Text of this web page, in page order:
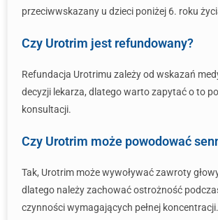
przeciwwskazany u dzieci poniżej 6. roku
Czy Urotrim jest refundowany?
Refundacja Urotrimu zależy od wskazań
decyzji lekarza, dlatego warto zapytać o to
konsultacji.
Czy Urotrim może powodować
Tak, Urotrim może wywoływać zawroty
dlatego należy zachować ostrożność
czynności wymagających pełnej koncentracji.